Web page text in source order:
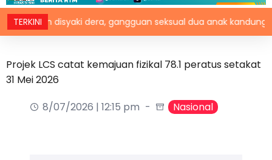
TERKINIdisyaki dera, gangguan seksual dua anak kandung
Projek LCS catat kemajuan fizikal 78.1 peratus setakat
31 Mei 2026
8/07/2026 | 12:15 pm
Nasional